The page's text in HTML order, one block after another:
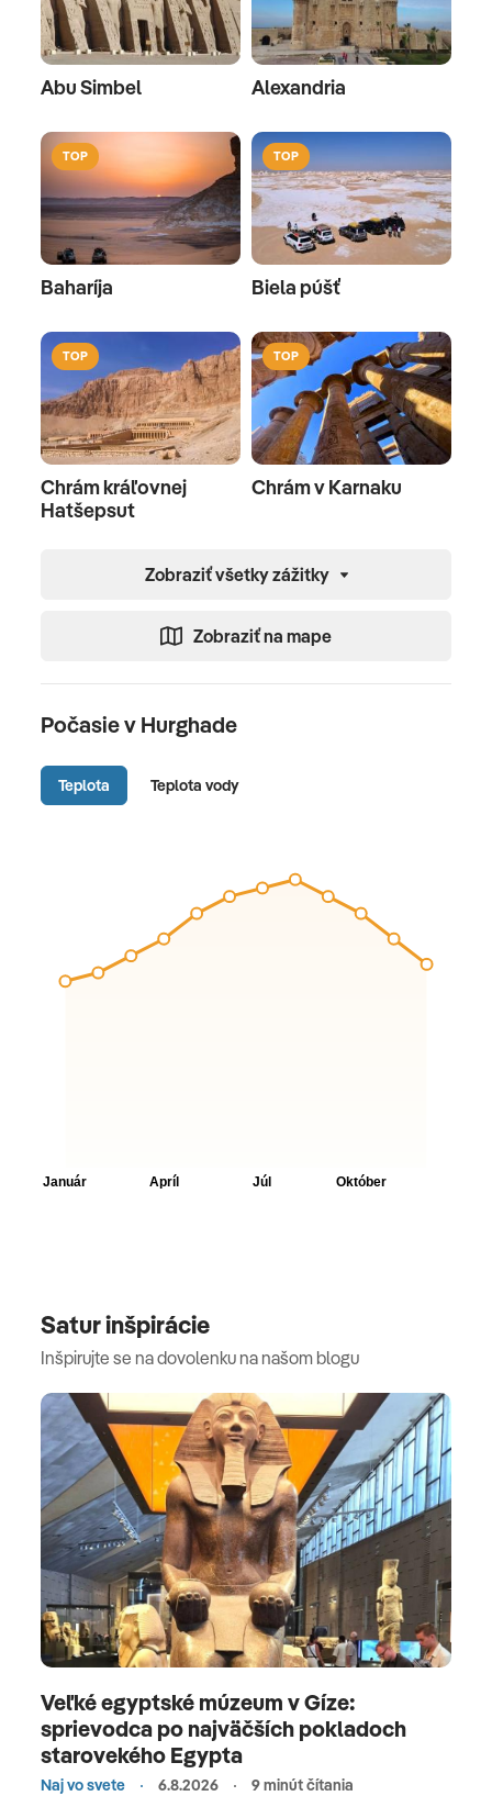
Abu Simbel Alexandria
TOP
Baharíja
TOP
Biela púšť
TOP
Chrám kráľovnej
Hatšepsut
TOP
Chrám v Karnaku
Zobraziť všetky zážitky
Zobraziť na mape
Počasie v Hurghade
Teplota Teplota vody
Satur inšpirácie
Inšpirujte se na dovolenku na našom blogu
Veľké egyptské múzeum v Gíze:
sprievodca po najväčších pokladoch
starovekého Egypta
Naj vo svete 6.8.2026 9 minút čítania